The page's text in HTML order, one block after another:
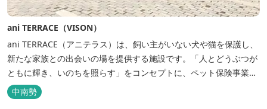
ani TERRACE（VISON）
ani TERRACE（アニテラス）は、飼い主がいない犬や猫を保護し、
新たな家族との出会いの場を提供する施設です。「人とどうぶつが
ともに輝き、いのちを照らす」をコンセプトに、ペット保険事業を
行うアニコムグループが運営します。また、本施設では、飼い主様
と一緒にVISONへ訪れたペットを一時的にお預かりするペットホテ
中南勢